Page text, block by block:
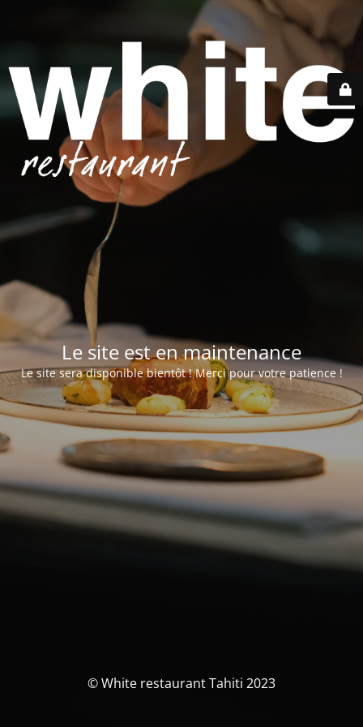
Le site est en maintenance
Le site sera disponible bientôt ! Merci pour votre patience !
© White restaurant Tahiti 2023